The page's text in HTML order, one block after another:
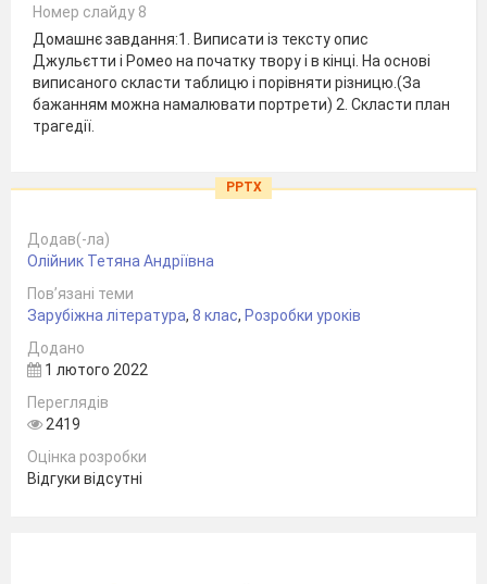
Номер слайду 8
Домашнє завдання:1. Виписати із тексту опис
Джульєтти і Ромео на початку твору і в кінці. На основі
виписаного скласти таблицю і порівняти різницю.(За
бажанням можна намалювати портрети) 2. Скласти план
трагедії.
PPTX
Додав(-ла)
Олійник Тетяна Андріївна
Пов’язані теми
Зарубіжна література, 8 клас, Розробки уроків
Додано
1 лютого 2022
Переглядів
2419
Оцінка розробки
Відгуки відсутні